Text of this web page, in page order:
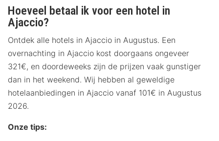
Hoeveel betaal ik voor een hotel in
Ajaccio?
Ontdek alle hotels in Ajaccio in Augustus. Een
overnachting in Ajaccio kost doorgaans ongeveer
321€, en doordeweeks zijn de prijzen vaak gunstiger
dan in het weekend. Wij hebben al geweldige
hotelaanbiedingen in Ajaccio vanaf 101€ in Augustus
2026.
Onze tips: